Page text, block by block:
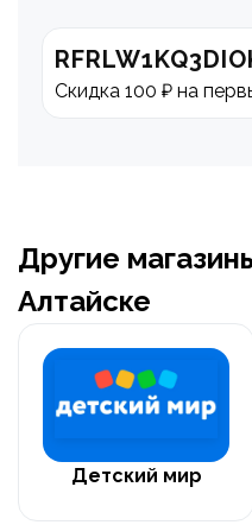
Скидка 100 ₽ на
Другие
Алтайске
Детский мир